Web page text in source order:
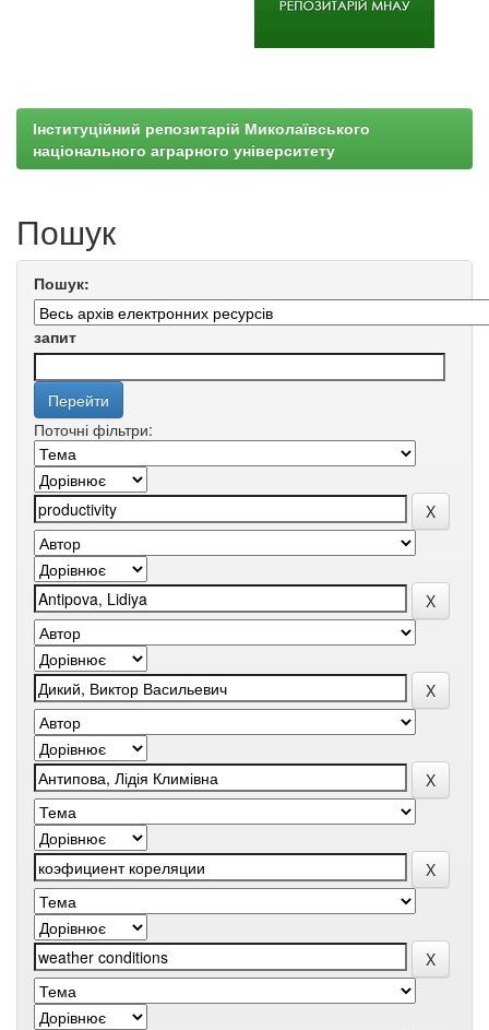
Інституційний репозитарій Миколаївського
національного аграрного університету
Пошук
Пошук:
запит
Поточні фільтри: